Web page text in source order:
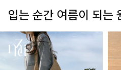
입는 순간 여름이 되는